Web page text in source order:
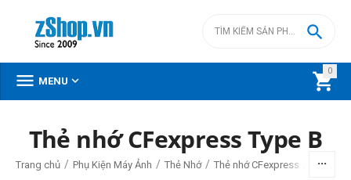
0


 MENU 
Thẻ nhớ CFexpress Type B
Trang chủ / Phụ Kiện Máy Ảnh / Thẻ Nhớ / Thẻ nhớ CFexpress Thẻ